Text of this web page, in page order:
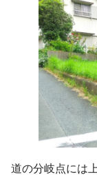
道の分岐点には